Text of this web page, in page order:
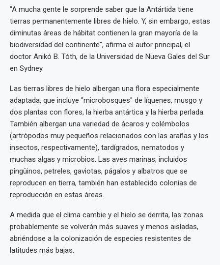
"A mucha gente le sorprende saber que la Antártida tiene
tierras permanentemente libres de hielo. Y, sin embargo, estas
diminutas áreas de hábitat contienen la gran mayoría de la
biodiversidad del continente", afirma el autor principal, el
doctor Anikó B. Tóth, de la Universidad de Nueva Gales del Sur
en Sydney.
Las tierras libres de hielo albergan una flora especialmente
adaptada, que incluye "microbosques" de líquenes, musgo y
dos plantas con flores, la hierba antártica y la hierba perlada.
También albergan una variedad de ácaros y colémbolos
(artrópodos muy pequeños relacionados con las arañas y los
insectos, respectivamente), tardígrados, nematodos y
muchas algas y microbios. Las aves marinas, incluidos
pingüinos, petreles, gaviotas, págalos y albatros que se
reproducen en tierra, también han establecido colonias de
reproducción en estas áreas.
A medida que el clima cambie y el hielo se derrita, las zonas
probablemente se volverán más suaves y menos aisladas,
abriéndose a la colonización de especies resistentes de
latitudes más bajas.